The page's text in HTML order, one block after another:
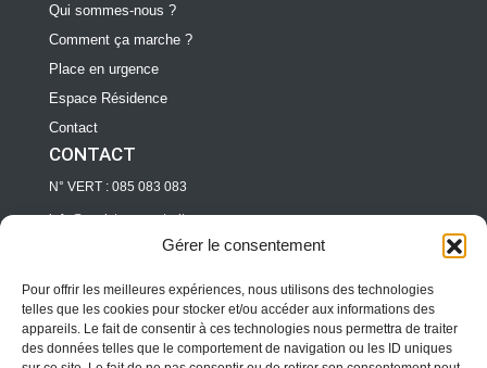
Gérer le consentement
Pour offrir les meilleures expériences, nous utilisons des technologies
telles que les cookies pour stocker et/ou accéder aux informations des
appareils. Le fait de consentir à ces technologies nous permettra de traiter
des données telles que le comportement de navigation ou les ID uniques
Qui sommes-nous ?
Comment ça marche ?
Place en urgence
Espace Résidence
Contact
CONTACT
N° VERT : 085 083 083
info@assistance-retraite.com
Directeur d’EHPAD/ RESIDENCE
pro@assitance-retraite.com
Professionnels
pro@assitance-retraite.com